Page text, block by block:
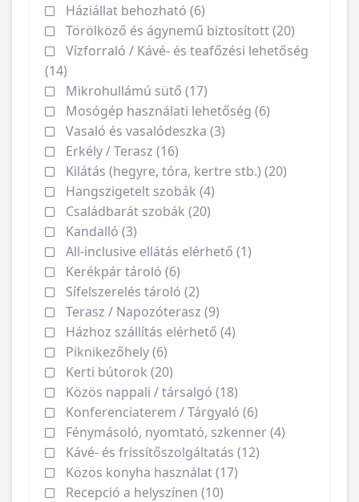
Háziállat behozható (6)
Törölköző és ágynemű biztosított (20)
Vízforraló / Kávé- és teafőzési lehetőség
(14)
Mikrohullámú sütő (17)
Mosógép használati lehetőség (6)
Vasaló és vasalódeszka (3)
Erkély / Terasz (16)
Kilátás (hegyre, tóra, kertre stb.) (20)
Hangszigetelt szobák (4)
Családbarát szobák (20)
Kandalló (3)
All-inclusive ellátás elérhető (1)
Kerékpár tároló (6)
Sífelszerelés tároló (2)
Terasz / Napozóterasz (9)
Házhoz szállítás elérhető (4)
Piknikezőhely (6)
Kerti bútorok (20)
Közös nappali / társalgó (18)
Konferenciaterem / Tárgyaló (6)
Fénymásoló, nyomtató, szkenner (4)
Kávé- és frissítőszolgáltatás (12)
Közös konyha használat (17)
Recepció a helyszínen (10)